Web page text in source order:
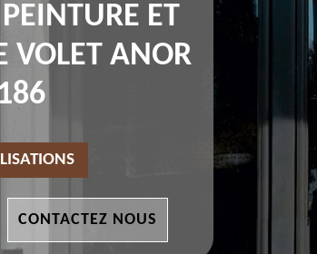
ET
VOLET ANOR
CONTACTEZ NOUS